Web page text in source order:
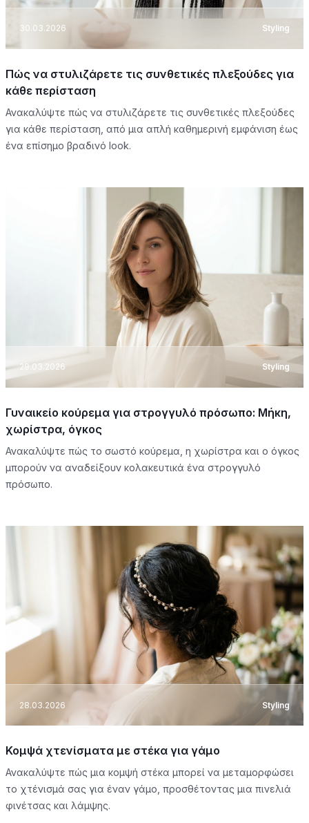
30.03.2026 Styling
Πώς να στυλιζάρετε τις συνθετικές πλεξούδες για
κάθε περίσταση
Ανακαλύψτε πώς να στυλιζάρετε τις συνθετικές πλεξούδες
για κάθε περίσταση, από μια απλή καθημερινή εμφάνιση έως
ένα επίσημο βραδινό look.
29.03.2026 Styling
Γυναικείο κούρεμα για στρογγυλό πρόσωπο: Μήκη,
χωρίστρα, όγκος
Ανακαλύψτε πώς το σωστό κούρεμα, η χωρίστρα και ο όγκος
μπορούν να αναδείξουν κολακευτικά ένα στρογγυλό
πρόσωπο.
28.03.2026 Styling
Κομψά χτενίσματα με στέκα για γάμο
Ανακαλύψτε πώς μια κομψή στέκα μπορεί να μεταμορφώσει
το χτένισμά σας για έναν γάμο, προσθέτοντας μια πινελιά
φινέτσας και λάμψης.